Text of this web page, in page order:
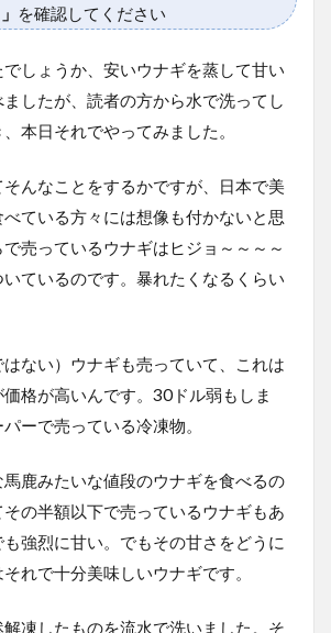
を確認してください
しょうか、安いウナギを蒸して甘い
したが、読者の方から水で洗ってし
本日それでやってみました。
んなことをするかですが、日本で美
ている方々には想像も付かないと思
売っているウナギはヒジョ～～～～
いているのです。暴れたくなるくらい
ない）ウナギも売っていて、これは
格が高いんです。30ドル弱もしま
ーで売っている冷凍物。
鹿みたいな値段のウナギを食べるの
の半額以下で売っているウナギもあ
強烈に甘い。でもその甘さをどうに
れで十分美味しいウナギです。
凍したものを流水で洗いました。そ